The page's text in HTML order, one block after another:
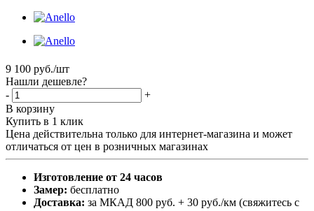
9 100 руб./шт
Нашли дешевле?
-
+
В корзину
Купить в 1 клик
Цена действительна только для интернет-магазина и может
отличаться от цен в розничных магазинах
Изготовление от 24 часов
Замер: бесплатно
Доставка: за МКАД 800 руб. + 30 руб./км (свяжитесь с